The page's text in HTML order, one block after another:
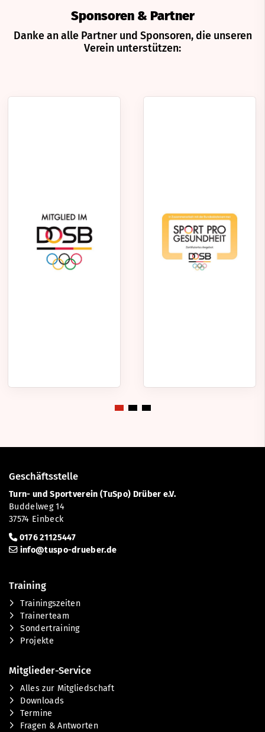
Sponsoren & Partner
Danke an alle Partner und Sponsoren, die unseren
Verein unterstützen:
Geschäftsstelle
Turn- und Sportverein (TuSpo) Drüber e.V.
Buddelweg 14
37574 Einbeck
0176 21125447
info@tuspo-drueber.de
Training
Trainingszeiten
Trainerteam
Sondertraining
Projekte
Mitglieder-Service
Alles zur Mitgliedschaft
Downloads
Termine
Fragen & Antworten